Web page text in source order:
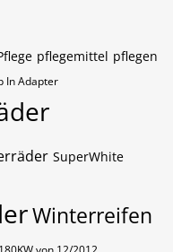
pflegemittel pflegen
In Adapter
SuperWhite
Winterreifen